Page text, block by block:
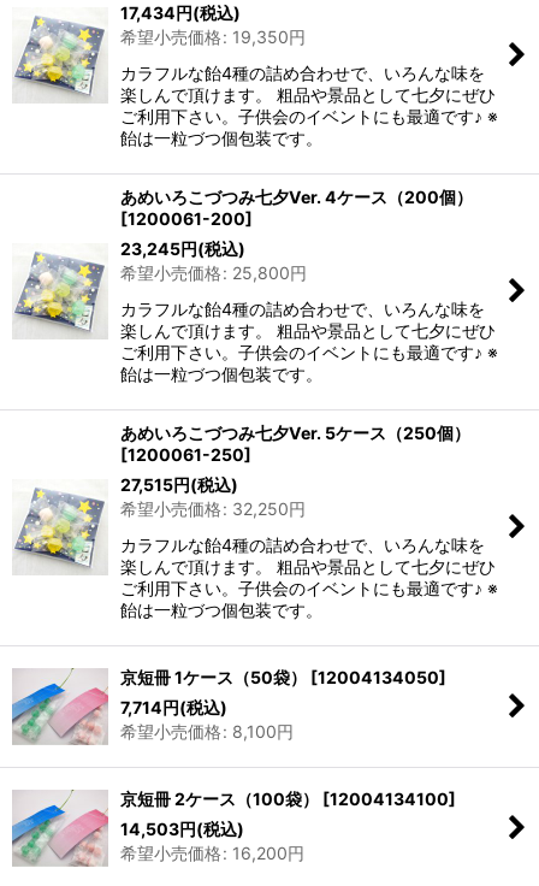
17,434円(税込)
希望小売価格: 19,350円
カラフルな飴4種の詰め合わせで、いろんな味を
楽しんで頂けます。 粗品や景品として七夕にぜひ
ご利用下さい。子供会のイベントにも最適です♪ ※
飴は一粒づつ個包装です。
あめいろこづつみ七夕Ver. 4ケース（200個）
[1200061-200]
23,245円(税込)
希望小売価格: 25,800円
カラフルな飴4種の詰め合わせで、いろんな味を
楽しんで頂けます。 粗品や景品として七夕にぜひ
ご利用下さい。子供会のイベントにも最適です♪ ※
飴は一粒づつ個包装です。
あめいろこづつみ七夕Ver. 5ケース（250個）
[1200061-250]
27,515円(税込)
希望小売価格: 32,250円
カラフルな飴4種の詰め合わせで、いろんな味を
楽しんで頂けます。 粗品や景品として七夕にぜひ
ご利用下さい。子供会のイベントにも最適です♪ ※
飴は一粒づつ個包装です。
京短冊 1ケース（50袋） [12004134050]
7,714円(税込)
希望小売価格: 8,100円
京短冊 2ケース（100袋） [12004134100]
14,503円(税込)
希望小売価格: 16,200円